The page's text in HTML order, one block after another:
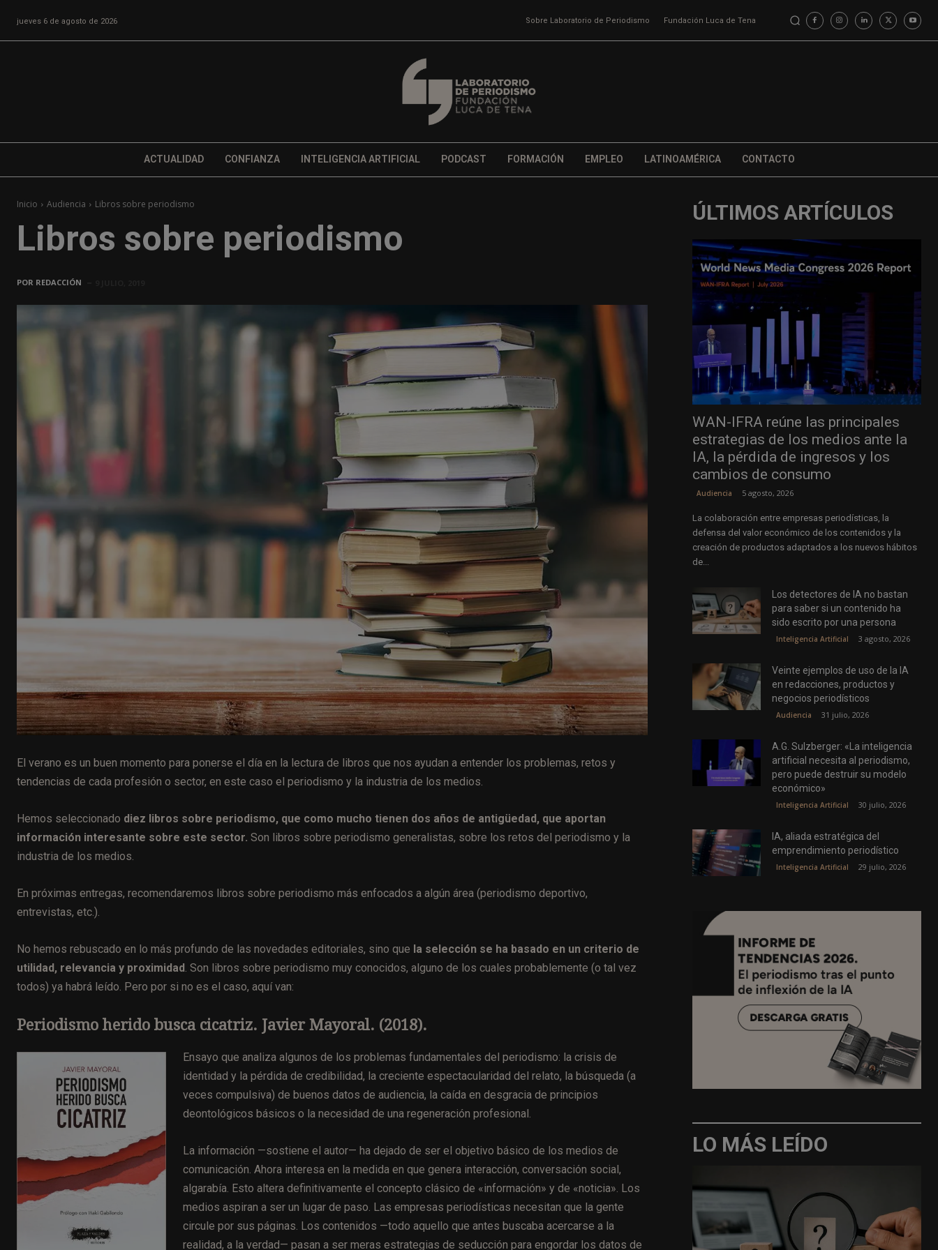
jueves 6 de agosto de 2026 Sobre Laboratorio de Periodismo Fundación Luca de Tena
ACTUALIDAD CONFIANZA INTELIGENCIA ARTIFICIAL PODCAST FORMACIÓN EMPLEO LATINOAMÉRICA CONTACTO
Inicio Audiencia Libros sobre periodismo
Libros sobre periodismo
POR REDACCIÓN
El verano es un buen momento para ponerse el día en la lectura de libros que nos ayudan a entender los problemas, retos y
tendencias de cada profesión o sector, en este caso el periodismo y la industria de los medios.
Hemos seleccionado diez libros sobre periodismo, que como mucho tienen dos años de antigüedad, que aportan
información interesante sobre este sector. Son libros sobre periodismo generalistas, sobre los retos del periodismo y la
industria de los medios.
En próximas entregas, recomendaremos libros sobre periodismo más enfocados a algún área (periodismo deportivo,
entrevistas, etc.).
No hemos rebuscado en lo más profundo de las novedades editoriales, sino que la selección se ha basado en un criterio de
utilidad, relevancia y proximidad . Son libros sobre periodismo muy conocidos, alguno de los cuales probablemente (o tal vez
todos) ya habrá leído. Pero por si no es el caso, aquí van:
Periodismo herido busca cicatriz. Javier Mayoral. (2018).
Ensayo que analiza algunos de los problemas fundamentales del periodismo: la crisis de
identidad y la pérdida de credibilidad, la creciente espectacularidad del relato, la búsqueda (a
veces compulsiva) de buenos datos de audiencia, la caída en desgracia de principios
deontológicos básicos o la necesidad de una regeneración profesional.
La información —sostiene el autor— ha dejado de ser el objetivo básico de los medios de
comunicación. Ahora interesa en la medida en que genera interacción, conversación social,
algarabía. Esto altera definitivamente el concepto clásico de «información» y de «noticia». Los
medios aspiran a ser un lugar de paso. Las empresas periodísticas necesitan que la gente
circule por sus páginas. Los contenidos —todo aquello que antes buscaba acercarse a la
realidad, a la verdad— pasan a ser meras estrategias de seducción para engordar los datos de
ÚLTIMOS ARTÍCULOS
WAN-IFRA reúne las principales
estrategias de los medios ante la
IA, la pérdida de ingresos y los
cambios de consumo
Audiencia 5 agosto, 2026
La colaboración entre empresas periodísticas, la
defensa del valor económico de los contenidos y la
creación de productos adaptados a los nuevos hábitos
de...
Los detectores de IA no bastan
para saber si un contenido ha
sido escrito por una persona
Inteligencia Artificial 3 agosto, 2026
Veinte ejemplos de uso de la IA
en redacciones, productos y
negocios periodísticos
Audiencia 31 julio, 2026
A.G. Sulzberger: «La inteligencia
artificial necesita al periodismo,
pero puede destruir su modelo
económico»
Inteligencia Artificial 30 julio, 2026
IA, aliada estratégica del
emprendimiento periodístico
Inteligencia Artificial 29 julio, 2026
LO MÁS LEÍDO